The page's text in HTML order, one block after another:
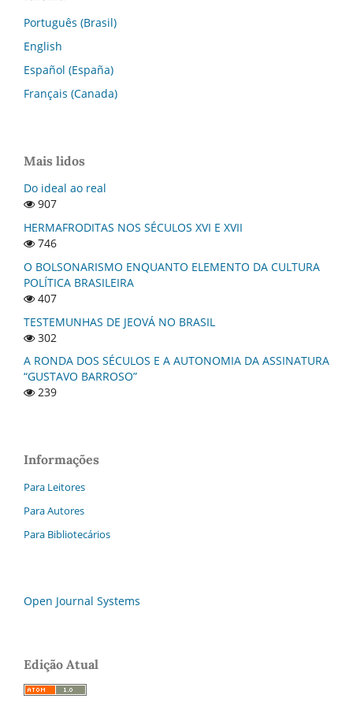
Português (Brasil)
English
Español (España)
Français (Canada)
Mais lidos
Do ideal ao real
907
HERMAFRODITAS NOS SÉCULOS XVI E XVII
746
O BOLSONARISMO ENQUANTO ELEMENTO DA CULTURA
POLÍTICA BRASILEIRA
407
TESTEMUNHAS DE JEOVÁ NO BRASIL
302
A RONDA DOS SÉCULOS E A AUTONOMIA DA ASSINATURA
“GUSTAVO BARROSO”
239
Informações
Para Leitores
Para Autores
Para Bibliotecários
Open Journal Systems
Edição Atual